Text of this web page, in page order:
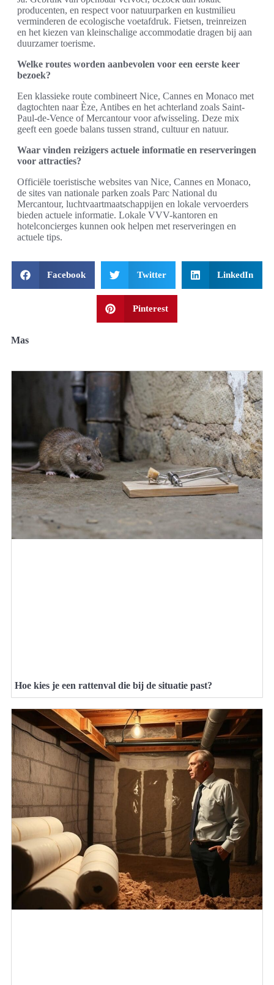
producenten, en respect voor natuurparken en kustmilieu
verminderen de ecologische voetafdruk. Fietsen, treinreizen
en het kiezen van kleinschalige accommodatie dragen bij aan
duurzamer toerisme.
Welke routes worden aanbevolen voor een eerste keer
bezoek?
Een klassieke route combineert Nice, Cannes en Monaco met
dagtochten naar Èze, Antibes en het achterland zoals Saint-
Paul-de-Vence of Mercantour voor afwisseling. Deze mix
geeft een goede balans tussen strand, cultuur en natuur.
Waar vinden reizigers actuele informatie en reserveringen
voor attracties?
Officiële toeristische websites van Nice, Cannes en Monaco,
de sites van nationale parken zoals Parc National du
Mercantour, luchtvaartmaatschappijen en lokale vervoerders
bieden actuele informatie. Lokale VVV-kantoren en
hotelconcierges kunnen ook helpen met reserveringen en
actuele tips.
Facebook Twitter LinkedIn
Pinterest
Mas
Hoe kies je een rattenval die bij de situatie past?